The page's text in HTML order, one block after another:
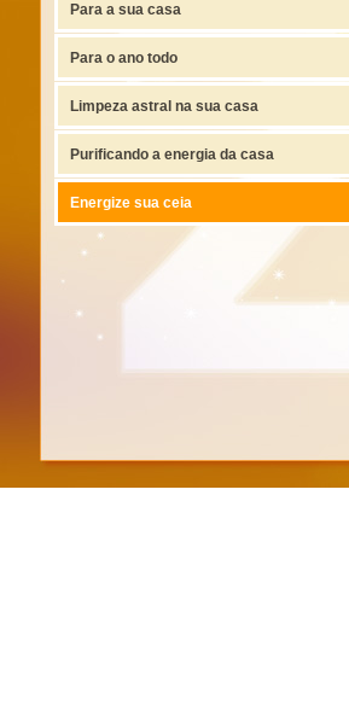
Para a sua casa
Para o ano todo
Limpeza astral na sua casa
Purificando a energia da casa
Energize sua ceia